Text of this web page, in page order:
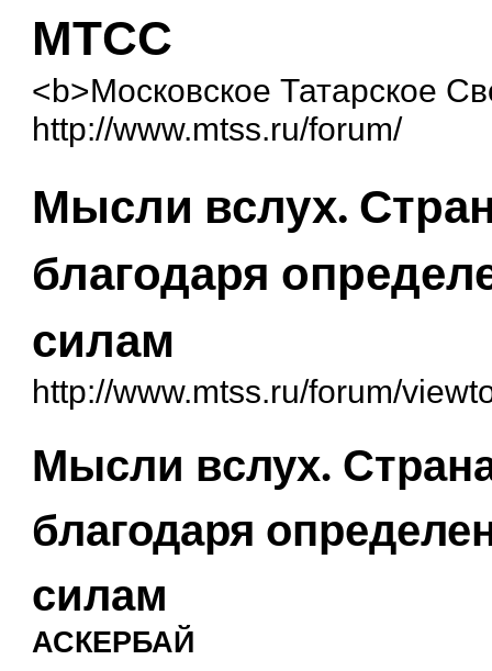
МТСС
<b>Московское Татарское
http://www.mtss.ru/forum/
Мысли вслух.
благодаря
силам
http://www.mtss.ru/forum/
Мысли вслух.
благодаря
силам
АСКЕРБАЙ